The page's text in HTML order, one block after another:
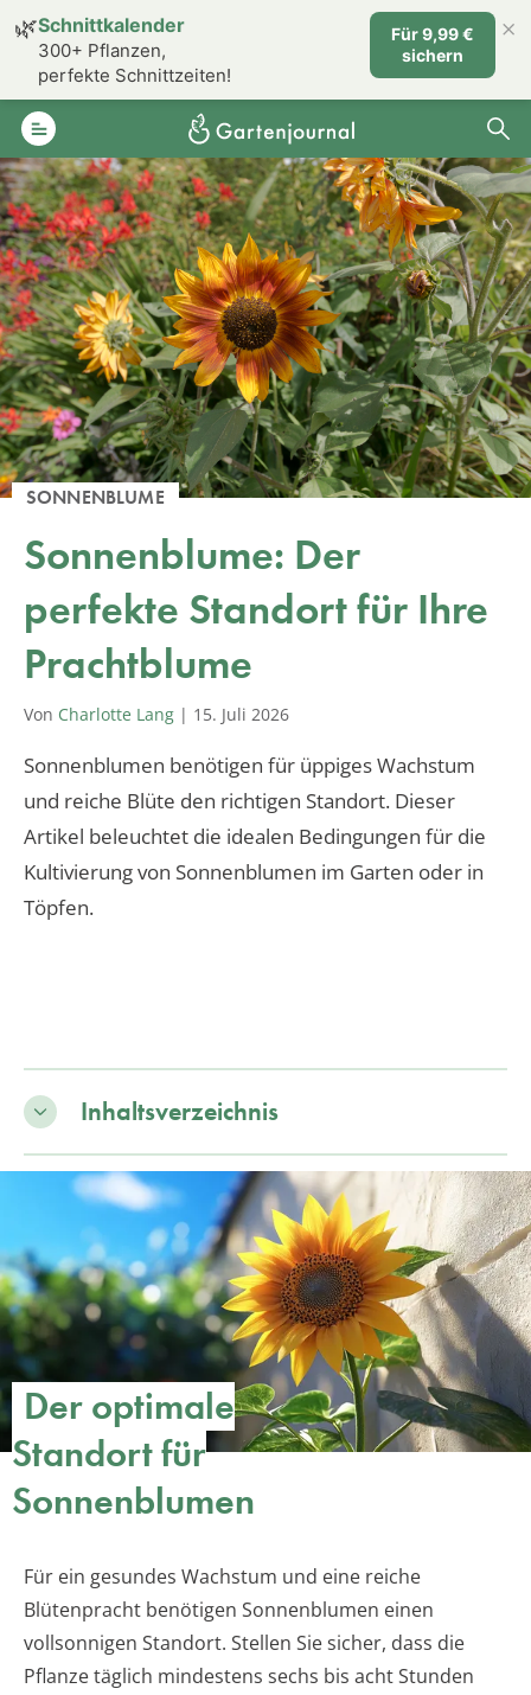
SONNENBLUME
Sonnenblume: Der
perfekte Standort für Ihre
Prachtblume
Von Charlotte Lang | 15. Juli 2026
Sonnenblumen benötigen für üppiges Wachstum
und reiche Blüte den richtigen Standort. Dieser
Artikel beleuchtet die idealen Bedingungen für die
Kultivierung von Sonnenblumen im Garten oder in
Töpfen.
Inhaltsverzeichnis
Der optimale
Standort für
Sonnenblumen
Für ein gesundes Wachstum und eine reiche
Blütenpracht benötigen Sonnenblumen einen
vollsonnigen Standort. Stellen Sie sicher, dass die
Pflanze täglich mindestens sechs bis acht Stunden
🌿Schnittkalender
300+ Pflanzen,
perfekte Schnittzeiten!
Für 9,99 €
sichern
×